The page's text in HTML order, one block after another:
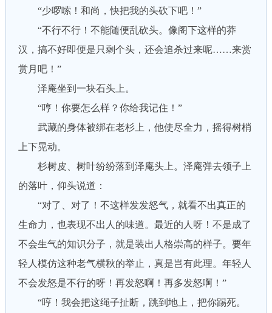
“少啰嗦！和尚，快把我的头砍下吧！”
“不行不行！不能随便乱砍头。像阁下这样的莽
汉，搞不好即便是只剩个头，还会追杀过来呢……来赏
赏月吧！”
泽庵坐到一块石头上。
“哼！你要怎么样？你给我记住！”
武藏的身体被绑在老杉上，他使尽全力，摇得树梢
上下晃动。
杉树皮、树叶纷纷落到泽庵头上。泽庵弹去领子上
的落叶，仰头说道：
“对了、对了！不这样发发怒气，就看不出真正的
生命力，也表现不出人的味道。最近的人呀！不是成了
不会生气的知识分子，就是装出人格崇高的样子。要年
轻人模仿这种老气横秋的举止，真是岂有此理。年轻人
不会发怒是不行的呀！再发怒啊！再多发怒啊！”
“哼！我会把这绳子扯断，跳到地上，把你踢死。